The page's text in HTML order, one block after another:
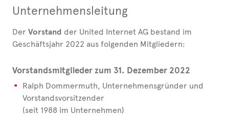
Unternehmensleitung
Der Vorstand der United Internet AG bestand im
Geschäftsjahr 2022 aus folgenden Mitgliedern:
Vorstandsmitglieder zum 31. Dezember 2022
Ralph Dommermuth, Unternehmensgründer und
Vorstandsvorsitzender
(seit 1988 im Unternehmen)